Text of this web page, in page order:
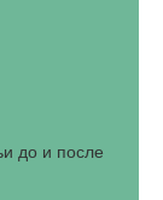
до и после